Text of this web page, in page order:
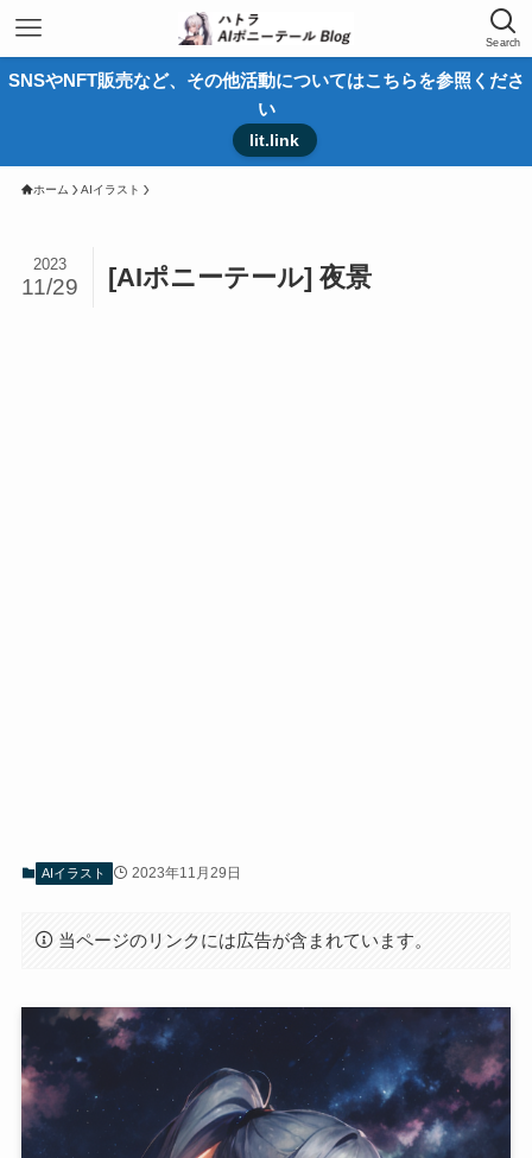
Search
SNSやNFT販売など、その他活動についてはこちらを参照くださ
い
lit.link
ホーム AIイラスト
[AIポニーテール] 夜景
2023
11/29
AIイラスト 2023年11月29日
当ページのリンクには広告が含まれています。